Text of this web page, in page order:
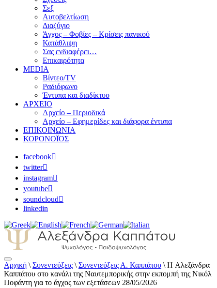
Σεξ
Αυτοβελτίωση
Διαζύγιο
Άγχος – Φοβίες – Κρίσεις πανικού
Κατάθλιψη
Σας ενδιαφέρει…
Επικαιρότητα
MEDIA
Βίντεο/TV
Ραδιόφωνο
Έντυπα και διαδίκτυο
ΑΡΧΕΙΟ
Αρχείο – Περιοδικά
Αρχείο – Εφημερίδες και διάφορα έντυπα
ΕΠΙΚΟΙΝΩΝΙΑ
ΚΟΡΟΝΟΪΟΣ
facebook
twitter
instagram
youtube
soundcloud
linkedin
Αλεξάνδρα Καππάτου Ψυχολόγος –
Παιδοψυχολόγος
Αρχική \ Συνεντεύξεις \ Συνεντεύξεις Α. Καππάτου \ H Αλεξάνδρα
Καππάτου στο κανάλι της Ναυτεμπορικής στην εκπομπή της Νικόλ
Ποφάντη για το άγχος των εξετάσεων 28/05/2026